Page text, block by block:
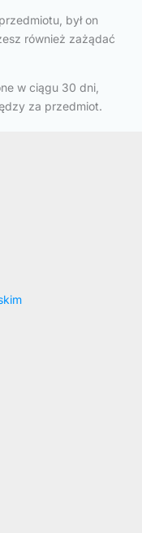
był on
również zażądać
w ciągu 30 dni,
za przedmiot.